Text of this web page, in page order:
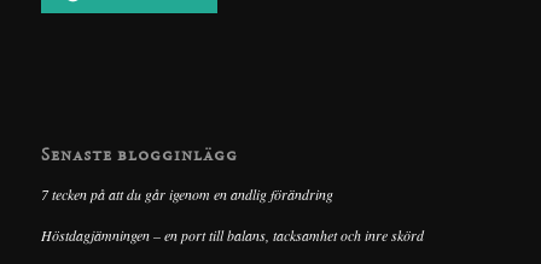
Senaste blogginlägg
7 tecken på att du går igenom en andlig förändring
Höstdagjämningen – en port till balans, tacksamhet och inre skörd